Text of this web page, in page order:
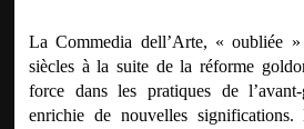
La Commedia dell’Arte, « oubliée
siècles à la suite de la réforme
force dans les pratiques de
enrichie de nouvelles